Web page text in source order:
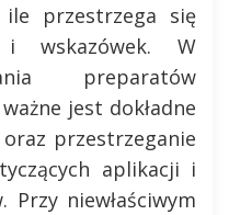
przestrzega się
i wskazówek. W
preparatów
jest dokładne
przestrzeganie
aplikacji i
Przy niewłaściwym